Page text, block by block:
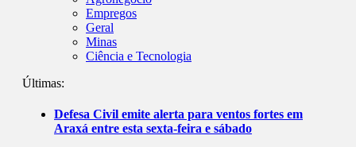
Empregos
Geral
Minas
Ciência e Tecnologia
Últimas:
Defesa Civil emite alerta para ventos fortes em
Araxá entre esta sexta-feira e sábado